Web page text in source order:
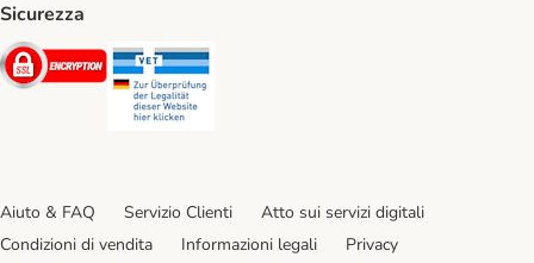
Sicurezza
Security
Aiuto & FAQ Servizio Clienti
Atto sui servizi digitali
Condizioni di vendita
Informazioni legali Privacy